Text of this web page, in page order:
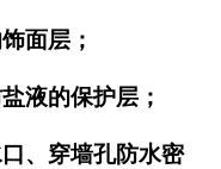
面层；
液的保护层；
、穿墙孔防水密